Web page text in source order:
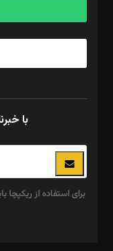
با